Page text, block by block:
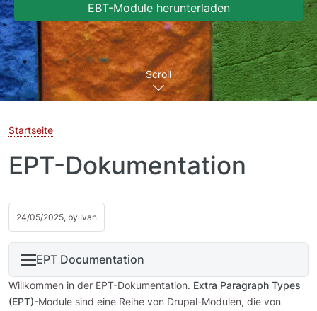
EBT-Module herunterladen
Scroll
Startseite
EPT-Dokumentation
24/05/2025, by Ivan
EPT Documentation
Willkommen in der EPT-Dokumentation. Extra Paragraph Types
(EPT)-Module sind eine Reihe von Drupal-Modulen, die von